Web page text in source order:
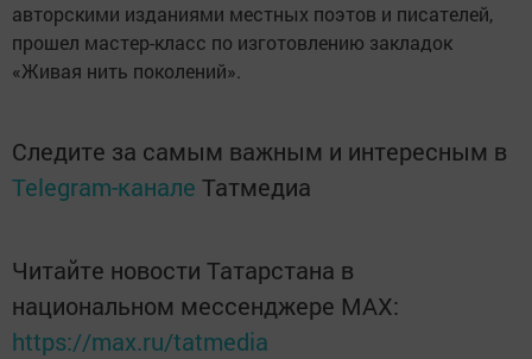
авторскими изданиями местных поэтов и писателей,
прошел мастер-класс по изготовлению закладок
«Живая нить поколений».
Следите за самым важным и интересным в
Telegram-канале Татмедиа
Читайте новости Татарстана в
национальном мессенджере MАХ:
https://max.ru/tatmedia